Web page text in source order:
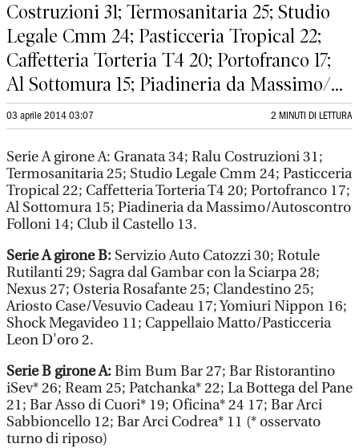
Costruzioni 31; Termosanitaria 25; Studio
Legale Cmm 24; Pasticceria Tropical 22;
Caffetteria Torteria T4 20; Portofranco 17;
Al Sottomura 15; Piadineria da Massimo/...
03 aprile 2014 03:07 2 MINUTI DI LETTURA
Serie A girone A: Granata 34; Ralu Costruzioni 31;
Termosanitaria 25; Studio Legale Cmm 24; Pasticceria
Tropical 22; Caffetteria Torteria T4 20; Portofranco 17;
Al Sottomura 15; Piadineria da Massimo/Autoscontro
Folloni 14; Club il Castello 13.
Serie A girone B: Servizio Auto Catozzi 30; Rotule
Rutilanti 29; Sagra dal Gambar con la Sciarpa 28;
Nexus 27; Osteria Rosafante 25; Clandestino 25;
Ariosto Case/Vesuvio Cadeau 17; Yomiuri Nippon 16;
Shock Megavideo 11; Cappellaio Matto/Pasticceria
Leon D'oro 2.
Serie B girone A:Bim Bum Bar 27; Bar Ristorantino
iSev* 26; Ream 25; Patchanka* 22; La Bottega del Pane
21; Bar Asso di Cuori* 19; Oficina* 24 17; Bar Arci
Sabbioncello 12; Bar Arci Codrea* 11 (* osservato
turno di riposo)